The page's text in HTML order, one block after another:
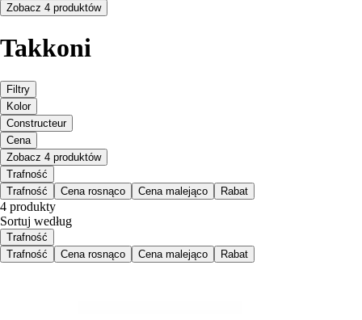
Zobacz 4 produktów
Takkoni
Filtry
Kolor
Constructeur
Cena
Zobacz 4 produktów
Trafność
Trafność
Cena rosnąco Cena malejąco Rabat
4 produkty
Sortuj według
Trafność
Trafność
Cena rosnąco Cena malejąco Rabat